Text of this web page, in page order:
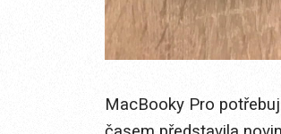
MacBooky Pro